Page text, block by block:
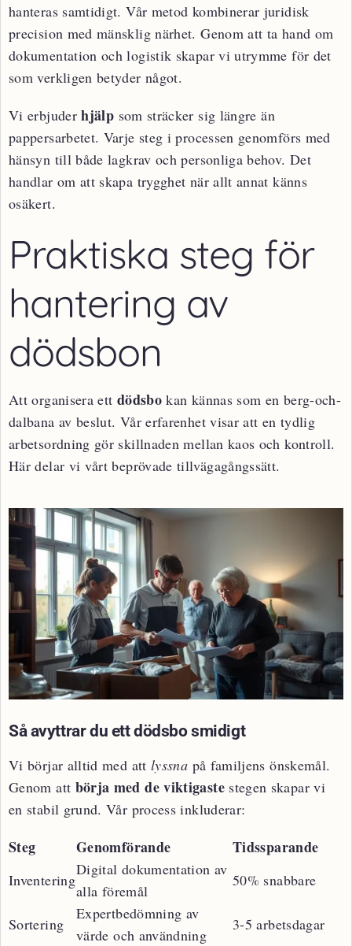
hanteras samtidigt. Vår metod kombinerar juridisk
precision med mänsklig närhet. Genom att ta hand om
dokumentation och logistik skapar vi utrymme för det
som verkligen betyder något.
Vi erbjuderhjälp som sträcker sig längre än
pappersarbetet. Varje steg i processen genomförs med
hänsyn till både lagkrav och personliga behov. Det
handlar om att skapa trygghet när allt annat känns
osäkert.
Praktiska steg för
hantering av
dödsbon
Att organisera ett dödsbo kan kännas som en berg-och-
dalbana av beslut. Vår erfarenhet visar att en tydlig
arbetsordning gör skillnaden mellan kaos och kontroll.
Här delar vi vårt beprövade tillvägagångssätt.
Så avyttrar du ett dödsbo smidigt
Vi börjar alltid med att lyssna på familjens önskemål.
Genom att börja med de viktigastestegen skapar vi
en stabil grund. Vår process inkluderar:
Steg Genomförande Tidssparande
Inventering
Digital dokumentation av
alla föremål
50% snabbare
Sortering
Expertbedömning av
värde och användning
3-5 arbetsdagar